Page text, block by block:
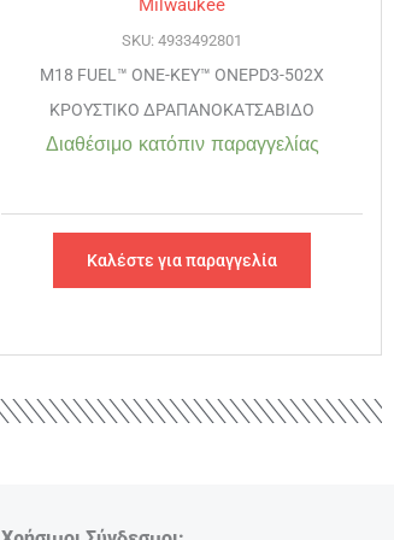
Milwaukee
SKU: 4933492801
M18 FUEL™ ONE-KEY™ ONEPD3-502X
ΚΡΟΥΣΤΙΚΟ ΔΡΑΠΑΝΟΚΑΤΣΑΒΙΔΟ
Διαθέσιμο κατόπιν παραγγελίας
Καλέστε για παραγγελία